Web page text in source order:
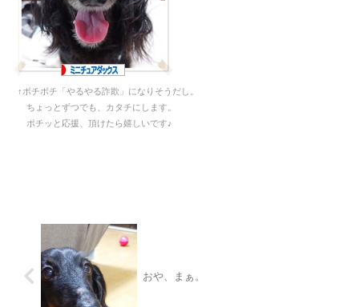
↑ボチボチ「やるやる詐欺」になりそうだし。
ちょっとずつでも、カタチにします。
ポチッと応援、頂けたら嬉しいです♪
おや、まぁ。